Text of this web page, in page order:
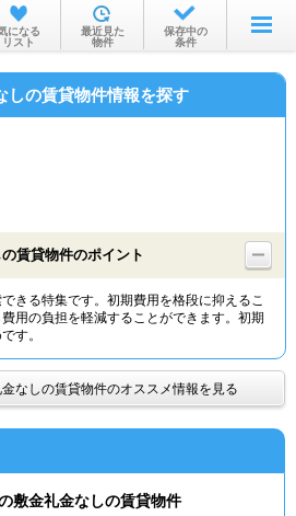
お部屋を探す
沿線・駅から
物件特集から
TOP
になる
リスト
最近見た
物件
保存中の
条件
しの賃貸物件情報を探す
賃貸物件のポイント
きる特集です。初期費用を格段に抑えるこ
用の負担を軽減することができます。初期
す。
なしの賃貸物件のオススメ情報を見る
敷金礼金なしの賃貸物件